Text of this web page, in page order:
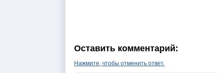
Оставить комментарий:
Нажмите, чтобы отменить ответ.